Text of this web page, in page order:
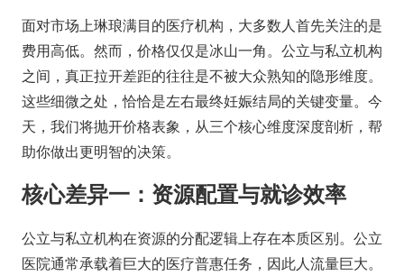
面对市场上琳琅满目的医疗机构，大多数人首先关注的是
费用高低。然而，价格仅仅是冰山一角。公立与私立机构
之间，真正拉开差距的往往是不被大众熟知的隐形维度。
这些细微之处，恰恰是左右最终妊娠结局的关键变量。今
天，我们将抛开价格表象，从三个核心维度深度剖析，帮
助你做出更明智的决策。
核心差异一：资源配置与就诊效率
公立与私立机构在资源的分配逻辑上存在本质区别。公立
医院通常承载着巨大的医疗普惠任务，因此人流量巨大。